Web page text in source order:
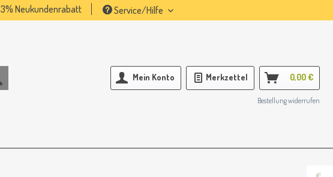
3% Neukundenrabatt Service/Hilfe
Mein Konto Merkzettel 0,00 €
Bestellung widerrufen